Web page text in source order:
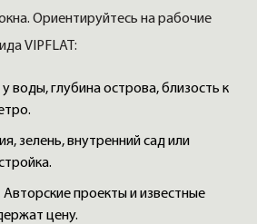
Ориентируйтесь на рабочие
VIPFLAT:
воды, глубина острова, близость к
зелень, внутренний сад или
проекты и известные
цену.